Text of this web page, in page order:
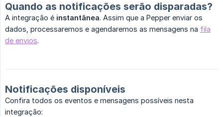
Quando as notificações serão disparadas?
A integração é instantânea. Assim que a Pepper enviar os
dados, processaremos e agendaremos as mensagens na fila
de envios.
Notificações disponíveis
Confira todos os eventos e mensagens possíveis nesta
integração: